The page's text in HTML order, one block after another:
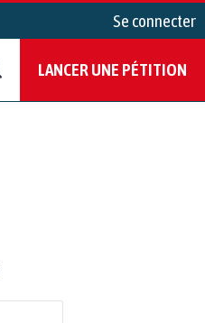
Se connecter
LANCER UNE PÉTITION